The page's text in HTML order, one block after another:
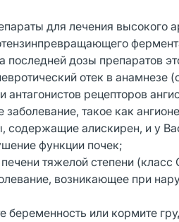
для лечения высокого
последней дозы препаратов
отек в
рецепторов
заболевание, такое как
содержащие алискирен, и у
функции почек;
тяжелой степени
возникающее при
беременность или кормите